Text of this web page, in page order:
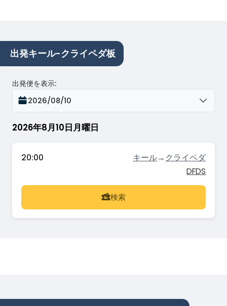
出発キール-クライペダ板
2026年8月10日月曜日
出発便を表示:
2026/08/10
20:00 キール→ クライペダ
DFDS
検索